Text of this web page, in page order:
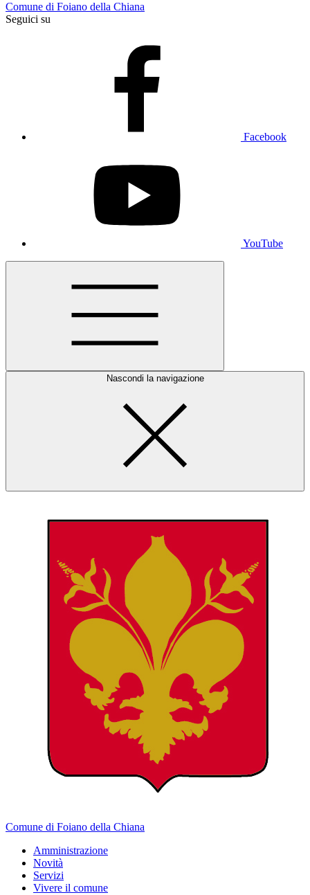
Comune di Foiano della Chiana
Seguici su
Facebook
YouTube
Nascondi la navigazione
Comune di Foiano della Chiana
Amministrazione
Novità
Servizi
Vivere il comune